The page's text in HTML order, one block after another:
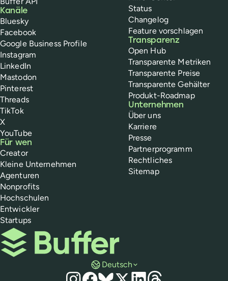
Kanäle
Bluesky
Facebook
Google Business Profile
Instagram
LinkedIn
Mastodon
Pinterest
Threads
TikTok
X
YouTube
Für wen
Creator
Kleine Unternehmen
Agenturen
Nonprofits
Hochschulen
Entwickler
Startups
Status
Changelog
Feature vorschlagen
Transparenz
Open Hub
Transparente Metriken
Transparente Preise
Transparente Gehälter
Produkt-Roadmap
Unternehmen
Über uns
Karriere
Presse
Partnerprogramm
Rechtliches
Sitemap
Buffer
Deutsch
Social Media
Instagram
Facebook
Bluesky
X LinkedIn
Threads